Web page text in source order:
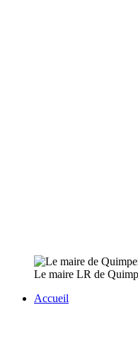
Le maire LR de
Accueil